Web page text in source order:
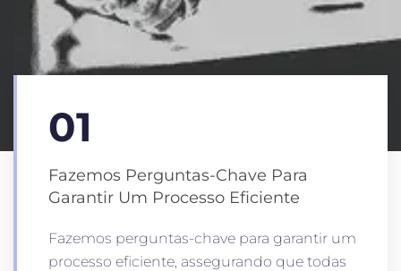
01
Fazemos Perguntas-Chave Para
Garantir Um Processo Eficiente
Fazemos perguntas-chave para garantir um
processo eficiente, assegurando que todas